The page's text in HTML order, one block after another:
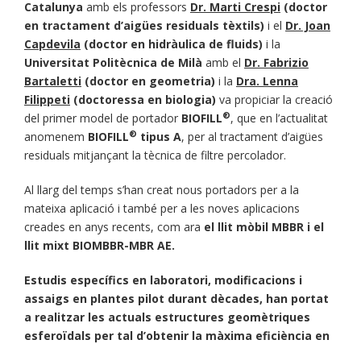
Catalunya amb els professors Dr. Marti Crespi (doctor
en tractament d’aigües residuals tèxtils) i el Dr. Joan
Capdevila (doctor en hidràulica de fluids) i la
Universitat Politècnica de Milà amb el Dr. Fabrizio
Bartaletti (doctor en geometria) i la Dra. Lenna
Filippeti (doctoressa en biologia) va propiciar la creació
del primer model de portador BIOFILL®, que en l’actualitat
anomenem BIOFILL® tipus A, per al tractament d’aigües
residuals mitjançant la tècnica de filtre percolador.
Al llarg del temps s’han creat nous portadors per a la
mateixa aplicació i també per a les noves aplicacions
creades en anys recents, com ara el llit mòbil MBBR i el
llit mixt BIOMBBR-MBR AE.
Estudis específics en laboratori, modificacions i
assaigs en plantes pilot durant dècades, han portat
a realitzar les actuals estructures geomètriques
esferoïdals per tal d’obtenir la màxima eficiència en